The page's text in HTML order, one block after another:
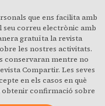
que ens facilita amb
seu correu electrònic amb
gratuïta la revista
les nostres activitats.
conservaran mentre no
Compartir. Les seves
en els casos en què
obtenir confirmació sobre